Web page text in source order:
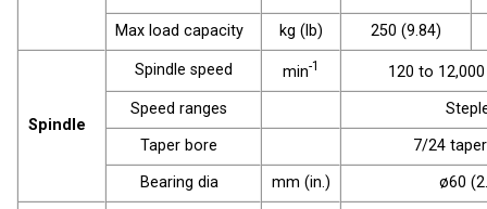
Max load capacity kg (lb) 250 (9.84)
Spindle
Spindle speed min-1 120 to
Speed ranges
Taper bore
7/24
Bearing dia
mm (in.) ø60